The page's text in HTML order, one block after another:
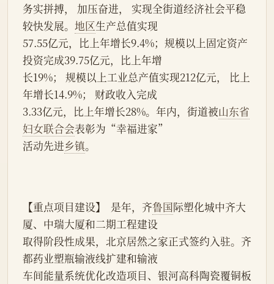
务实拼搏， 加压奋进， 实现全街道经济社会平稳
较快发展。 地区生产总值实现
57.55亿元，比上年增长9.4%；规模以上固定资产
投资完成39.75亿元，比上年增
长19%； 规模以上工业总产值实现212亿元， 比上
年增长14.9%； 财政收入完成
3.33亿元，比上年增长28%。年内，街道被山东省
妇女联合会表彰为“幸福进家”
活动先进乡镇。
【重点项目建设】  是年，齐鲁国际塑化城中齐大
厦、中瑞大厦和二期工程建设
取得阶段性成果，北京居然之家正式签约入驻。齐
都药业塑瓶输液线扩建和输液
车间能量系统优化改造项目、银河高科陶瓷覆铜板